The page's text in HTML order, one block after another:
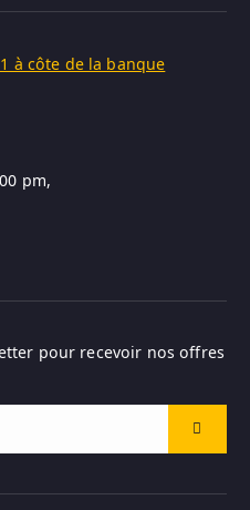
à côte de la banque
pm,
pour recevoir nos offres